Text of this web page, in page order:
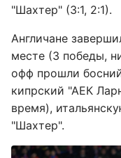
"Шахтер" (3:1, 2:1).
Англичане
месте (3 победы,
офф прошли
кипрский "АЕК
время),
"Шахтер".